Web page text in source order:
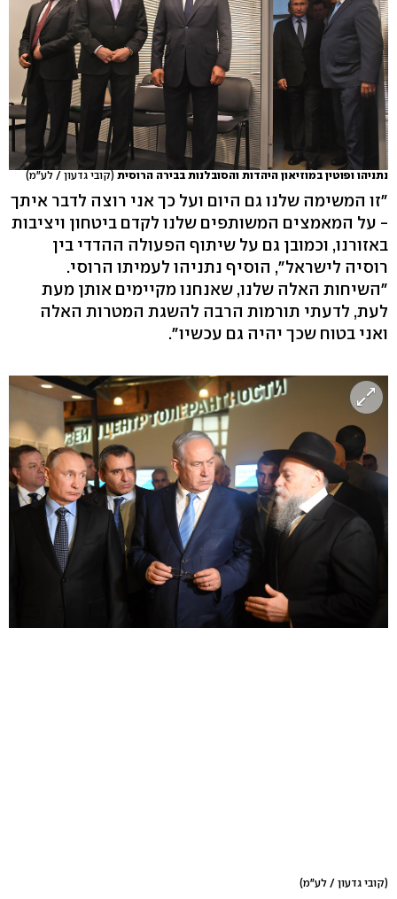
נתניהו ופוטין במוזיאון היהדות והסובלנות בבירה הרוסית (קובי גדעון / לע"מ)
"זו המשימה שלנו גם היום ועל כך אני רוצה לדבר איתך
- על המאמצים המשותפים שלנו לקדם ביטחון ויציבות
באזורנו, וכמובן גם על שיתוף הפעולה ההדדי בין
רוסיה לישראל", הוסיף נתניהו לעמיתו הרוסי.
"השיחות האלה שלנו, שאנחנו מקיימים אותן מעת
לעת, לדעתי תורמות הרבה להשגת המטרות האלה
ואני בטוח שכך יהיה גם עכשיו".
(קובי גדעון / לע"מ)